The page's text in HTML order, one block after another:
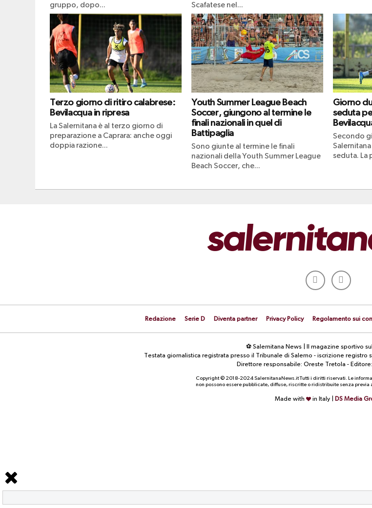
gruppo, dopo...
Scafatese nel...
Terzo giorno di ritiro calabrese:
Bevilacqua in ripresa
La Salernitana è al terzo giorno di
preparazione a Caprara: anche oggi
doppia razione...
Youth Summer League Beach
Soccer, giungono al termine le
finali nazionali in quel di
Battipaglia
Sono giunte al termine le finali
nazionali della Youth Summer League
Beach Soccer, che...
Giorno
seduta
Secondo
seduta. La
Redazione Serie D Diventa partner Privacy Policy Regolamento sui
⚽ Salernitana News | Il magazine sportivo
Testata giornalistica registrata presso il Tribunale di Salerno - iscrizione
Direttore responsabile: Oreste Tretola - Editore:
Copyright © 2018-2024 SalernitanaNews.it Tutti i diritti riservati. Le
non possono essere pubblicate, diffuse, riscritte o ridistribuite senza
Made with in Italy | DS Media
NEWS CALCIOMERCATO